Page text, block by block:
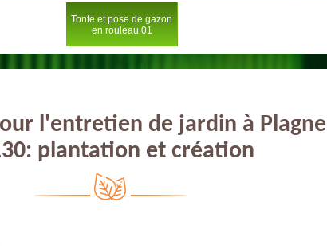
Tonte et pose de gazon
en rouleau 01
l'entretien de jardin à Plagne
plantation et création